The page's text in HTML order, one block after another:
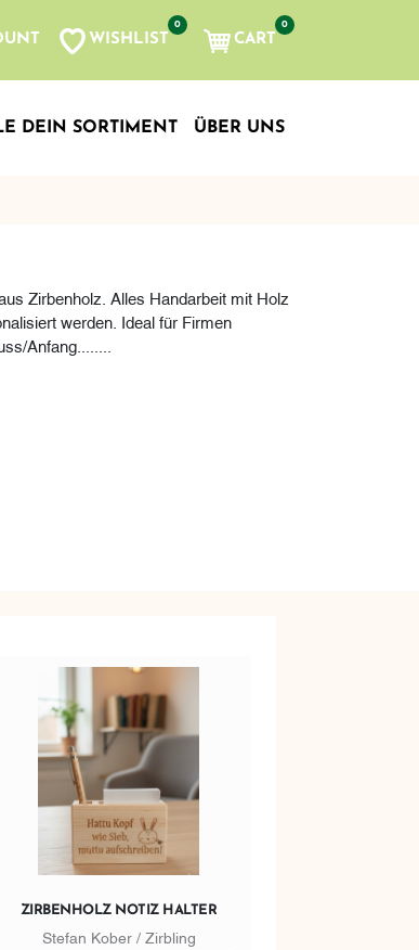
WISHLIST
0
CART
0
DEIN SORTIMENT ÜBER UNS
Zirbenholz. Alles Handarbeit mit Holz
werden. Ideal für Firmen
Anfang........
ZIRBENHOLZ NOTIZ HALTER
Stefan Kober / Zirbling